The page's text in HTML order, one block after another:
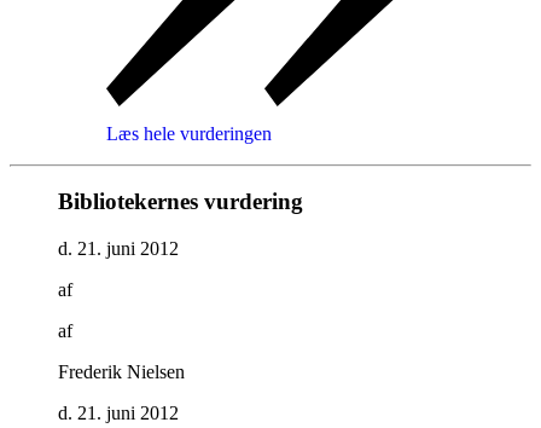
Læs hele vurderingen
Bibliotekernes vurdering
d. 21. juni 2012
af
af
Frederik Nielsen
d. 21. juni 2012